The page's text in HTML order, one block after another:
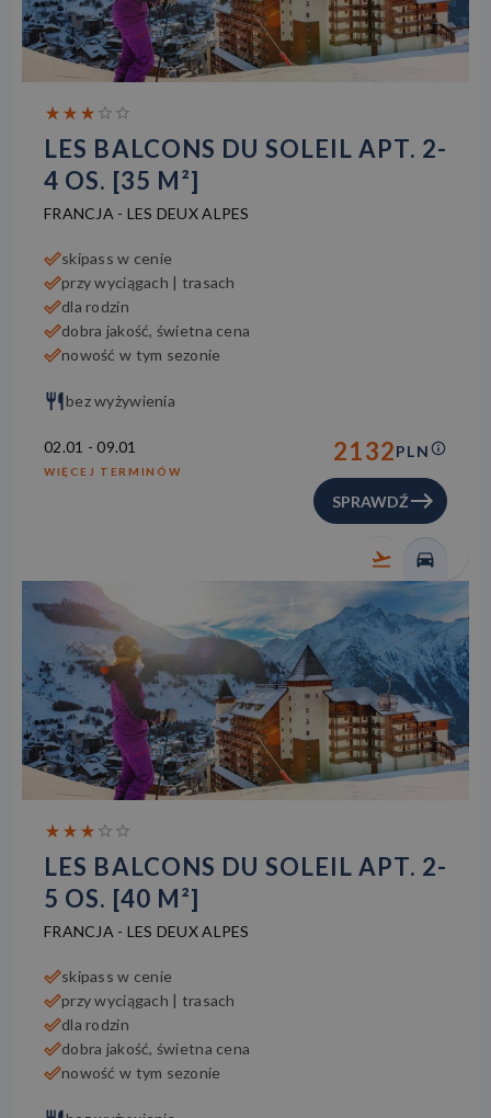
LES BALCONS DU SOLEIL APT. 2-
4 OS. [35 M²]
FRANCJA - LES DEUX ALPES
skipass w cenie
przy wyciągach | trasach
dla rodzin
dobra jakość, świetna cena
nowość w tym sezonie
bez wyżywienia
02.01 - 09.01
WIĘCEJ TERMINÓW
2132PLN
SPRAWDŹ
LES BALCONS DU SOLEIL APT. 2-
5 OS. [40 M²]
FRANCJA - LES DEUX ALPES
skipass w cenie
przy wyciągach | trasach
dla rodzin
dobra jakość, świetna cena
nowość w tym sezonie